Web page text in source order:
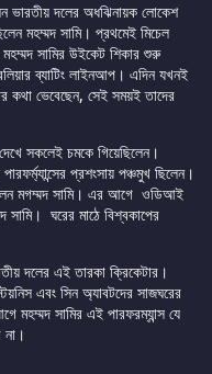
ভারতীয় দলের অধঝিনায়ক লোকেশ
মহম্মদ সামি। প্রথমেই মিচেল
মহম্মদ সামির উইকেট শিকার শুরু
ব্যাটিং লাইনআপ। এদিন যখনই
কথা ভেবেছেন, সেই সময়ই তাদের
সকলেই চমকে গিয়েছিলেন।
প্রশংসায় পঞ্চমুখ ছিলেন।
মগম্মদ সামি। এর আগে ওডিআই
সামি। ঘরের মাঠে বিশ্বকাপের
দলের এই তারকা ক্রিকেটার।
এবং সিন অ্যাবটদের সাজঘরের
মহম্মদ সামির এই পারফরম্যান্স যে
না।